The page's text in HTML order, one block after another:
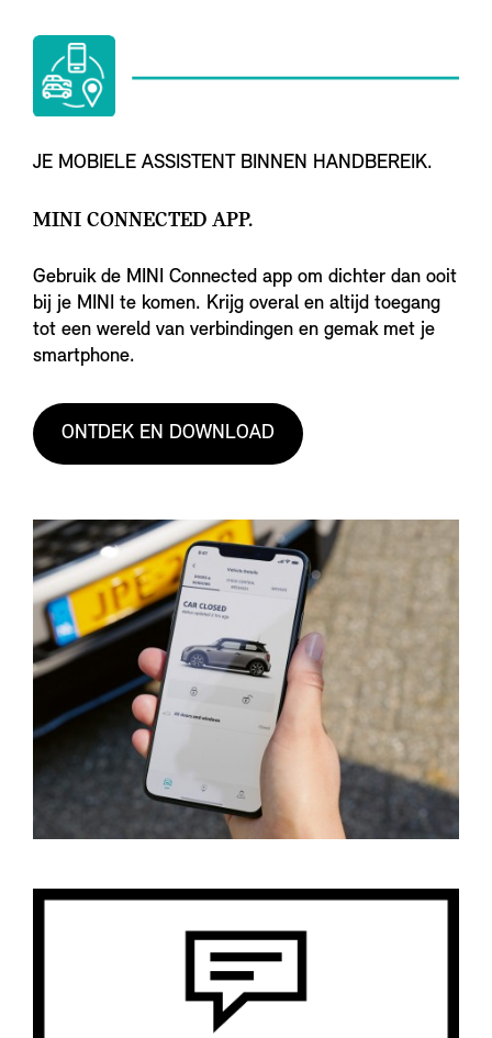
JE MOBIELE ASSISTENT BINNEN HANDBEREIK.
MINI CONNECTED APP.
Gebruik de MINI Connected app om dichter dan ooit
bij je MINI te komen. Krijg overal en altijd toegang
tot een wereld van verbindingen en gemak met je
smartphone.
ONTDEK EN DOWNLOAD